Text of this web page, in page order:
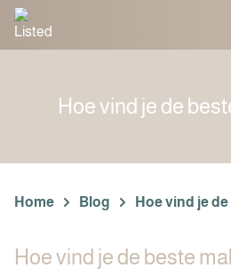
Spring naar inhoud
Hoe vind je de
Home Blog Hoe vind je
Hoe vind je de beste